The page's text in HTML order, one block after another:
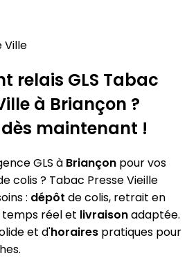
Presse Vieille Ville
relais GLS Tabac
à Briançon ?
maintenant !
GLS à Briançon pour vos
colis ? Tabac Presse Vieille
: dépôt de colis, retrait en
temps réel et livraisonadaptée.
et d'horaires pratiques pour